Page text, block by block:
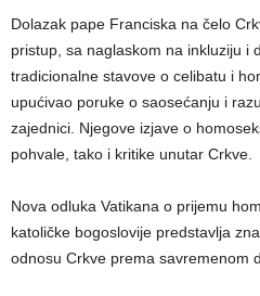
Dolazak pape Franciska na čelo
pristup, sa naglaskom na inkluziju i
tradicionalne stavove o celibatu i
upućivao poruke o saosećanju i
zajednici. Njegove izjave o
pohvale, tako i kritike unutar Crkve.
Nova odluka Vatikana o prijemu
katoličke bogoslovije predstavlja
odnosu Crkve prema savremenom